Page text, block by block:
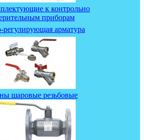
к контрольно
приборам
регулирующая арматура
шаровые резьбовые